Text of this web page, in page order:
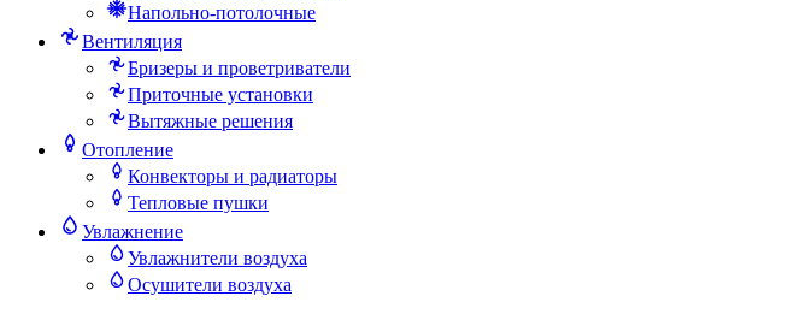
Напольно-потолочные
Вентиляция
Бризеры и проветриватели
Приточные установки
Вытяжные решения
Отопление
Конвекторы и радиаторы
Тепловые пушки
Увлажнение
Увлажнители воздуха
Осушители воздуха